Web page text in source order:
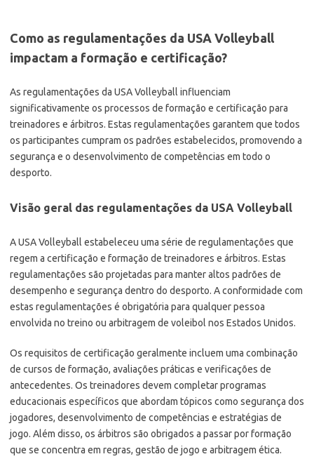
Como as regulamentações da USA Volleyball
impactam a formação e certificação?
As regulamentações da USA Volleyball influenciam
significativamente os processos de formação e certificação para
treinadores e árbitros. Estas regulamentações garantem que todos
os participantes cumpram os padrões estabelecidos, promovendo a
segurança e o desenvolvimento de competências em todo o
desporto.
Visão geral das regulamentações da USA Volleyball
A USA Volleyball estabeleceu uma série de regulamentações que
regem a certificação e formação de treinadores e árbitros. Estas
regulamentações são projetadas para manter altos padrões de
desempenho e segurança dentro do desporto. A conformidade com
estas regulamentações é obrigatória para qualquer pessoa
envolvida no treino ou arbitragem de voleibol nos Estados Unidos.
Os requisitos de certificação geralmente incluem uma combinação
de cursos de formação, avaliações práticas e verificações de
antecedentes. Os treinadores devem completar programas
educacionais específicos que abordam tópicos como segurança dos
jogadores, desenvolvimento de competências e estratégias de
jogo. Além disso, os árbitros são obrigados a passar por formação
que se concentra em regras, gestão de jogo e arbitragem ética.